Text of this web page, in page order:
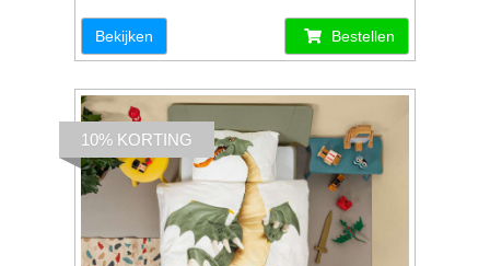
Bekijken Bestellen
10% KORTING